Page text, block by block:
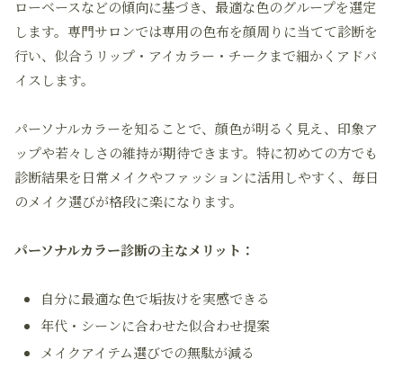
ローベースなどの傾向に基づき、最適な色のグループを選定
します。専門サロンでは専用の色布を顔周りに当てて診断を
行い、似合うリップ・アイカラー・チークまで細かくアドバ
イスします。
パーソナルカラーを知ることで、顔色が明るく見え、印象ア
ップや若々しさの維持が期待できます。特に初めての方でも
診断結果を日常メイクやファッションに活用しやすく、毎日
のメイク選びが格段に楽になります。
パーソナルカラー診断の主なメリット：
自分に最適な色で垢抜けを実感できる
年代・シーンに合わせた似合わせ提案
メイクアイテム選びでの無駄が減る